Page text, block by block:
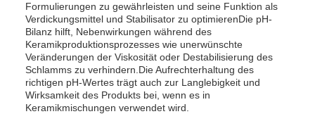
Formulierungen zu gewährleisten und seine Funktion als
Verdickungsmittel und Stabilisator zu optimierenDie pH-
Bilanz hilft, Nebenwirkungen während des
Keramikproduktionsprozesses wie unerwünschte
Veränderungen der Viskosität oder Destabilisierung des
Schlamms zu verhindern.Die Aufrechterhaltung des
richtigen pH-Wertes trägt auch zur Langlebigkeit und
Wirksamkeit des Produkts bei, wenn es in
Keramikmischungen verwendet wird.